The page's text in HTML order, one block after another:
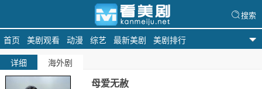
首页 美剧观看 动漫 综艺 最新美剧 美剧排行
搜索
详细 海外剧
母爱无赦